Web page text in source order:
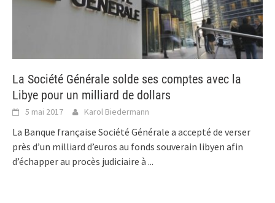
La Société Générale solde ses comptes avec la
Libye pour un milliard de dollars
5 mai 2017 Karol Biedermann
La Banque française Société Générale a accepté de verser
près d’un milliard d’euros au fonds souverain libyen afin
d’échapper au procès judiciaire à ...